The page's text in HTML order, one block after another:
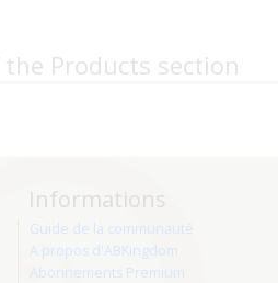
Products section
Informations
Guide de la communauté
A propos d'ABKingdom
Abonnements Premium